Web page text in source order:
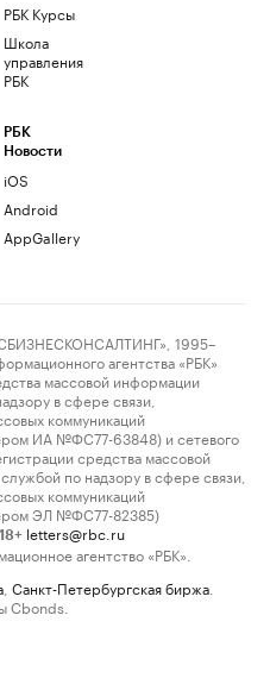
РБК Курсы
Школа
управления
РБК
РБК
Новости
iOS
Android
AppGallery
1995–
агентства «РБК»
массовой информации
в сфере связи,
коммуникаций
ИА №ФС77-63848) и сетевого
средства массовой
по надзору в сфере связи,
коммуникаций
ЭЛ №ФС77-82385)
18+ letters@rbc.ru
агентство «РБК».
Санкт-Петербургская биржа
Cbonds.